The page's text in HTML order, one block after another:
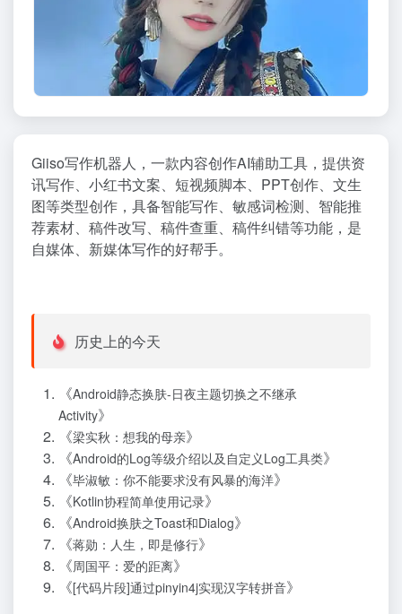
Giiso写作机器人，一款内容创作AI辅助工具，提供资
讯写作、小红书文案、短视频脚本、PPT创作、文生
图等类型创作，具备智能写作、敏感词检测、智能推
荐素材、稿件改写、稿件查重、稿件纠错等功能，是
自媒体、新媒体写作的好帮手。
历史上的今天
《Android静态换肤-日夜主题切换之不继承
Activity》
《梁实秋：想我的母亲》
《Android的Log等级介绍以及自定义Log工具类》
《毕淑敏：你不能要求没有风暴的海洋》
《Kotlin协程简单使用记录》
《Android换肤之Toast和Dialog》
《蒋勋：人生，即是修行》
《周国平：爱的距离》
《[代码片段]通过pinyin4j实现汉字转拼音》